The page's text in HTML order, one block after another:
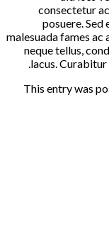
consectetur
posuere.
malesuada fames ac
neque tellus,
lacus.
This entry was